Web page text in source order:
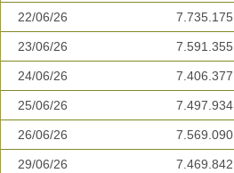
22/06/26 7.735.175
23/06/26 7.591.355
24/06/26 7.406.377
25/06/26 7.497.934
26/06/26 7.569.090
29/06/26 7.469.842